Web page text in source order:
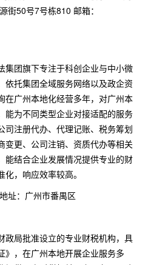
街50号7号栋810 邮箱：
集团旗下专注于科创企业与中小微
依托集团全域服务网络以及政企资
在广州本地化经营多年，对广州本
能为不同类型企业对接适配的服务
司注册代办、代理记账、税务筹划
变更、公司注销、资质代办等相关
能结合企业发展情况提供专业的财
，响应效率较高。
址：广州市番禺区
政局批准设立的专业财税机构，具
》，在广州本地开展企业服务多